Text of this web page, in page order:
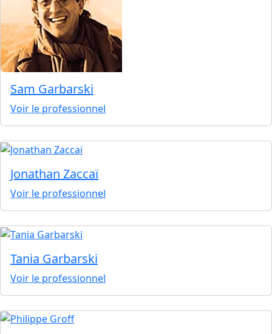
Sam Garbarski
Voir le professionnel
Jonathan Zaccaï
Voir le professionnel
Tania Garbarski
Voir le professionnel